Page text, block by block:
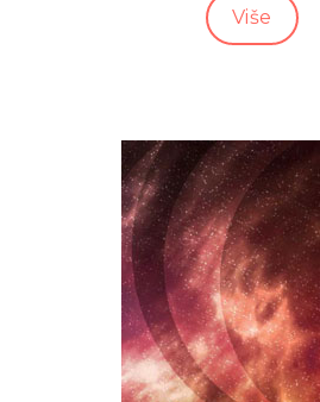
Više